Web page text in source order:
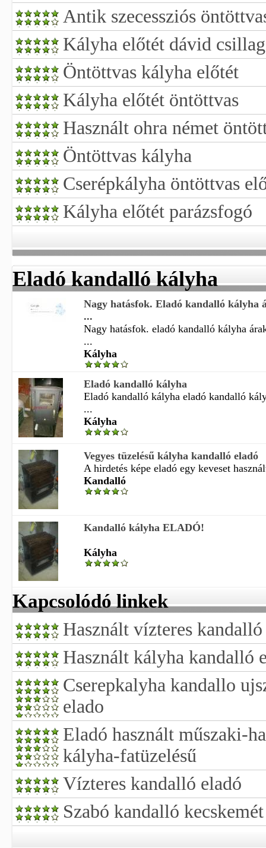
Antik szecessziós
Kályha előtét dávid
Öntöttvas kályha előtét
Kályha előtét öntöttvas
Használt ohra német
Öntöttvas kályha
Cserépkályha öntöttvas
Kályha előtét parázsfogó
Eladó kandalló kályha
Nagy hatásfok. Eladó kandalló kályha
...
Nagy hatásfok. eladó kandalló kályha
...
Kályha
Eladó kandalló kályha
Eladó kandalló kályha eladó kandalló
...
Kályha
Vegyes tüzelésű kályha kandalló eladó
A hirdetés képe eladó egy keveset
Kandalló
Kandalló kályha ELADÓ!
Kályha
Kapcsolódó linkek
Használt vízteres
Használt kályha kandalló
Cserepkalyha kandallo
elado
Eladó használt műszaki-
kályha-fatüzelésű
Vízteres kandalló eladó
Szabó kandalló